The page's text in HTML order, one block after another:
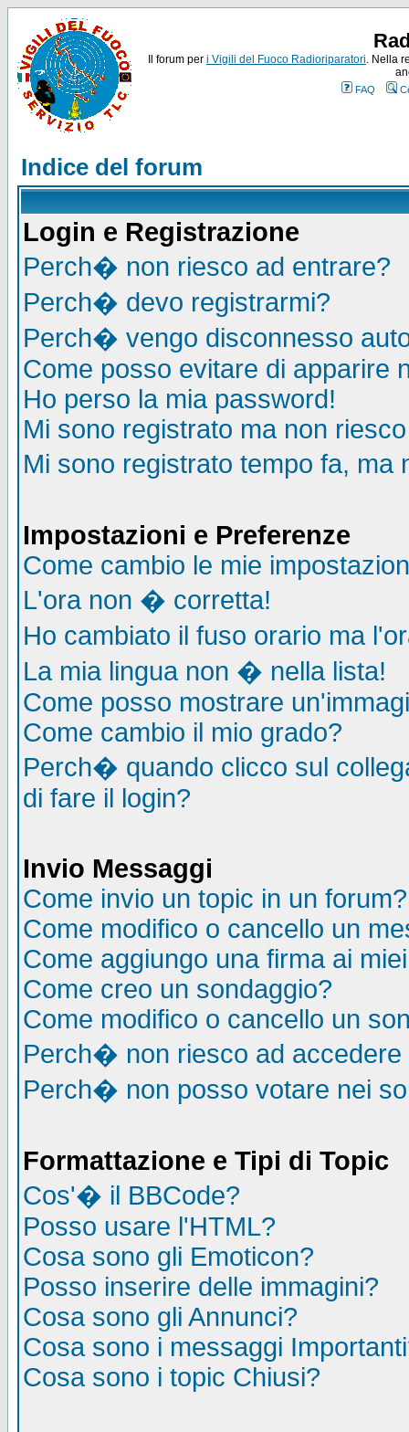
Il forum per i Vigili del Fuoco Radioriparatori. Nella
FAQ
Indice del forum
Login e Registrazione
Perch� non riesco ad entrare?
Perch� devo registrarmi?
Perch� vengo disconnesso
Come posso evitare di apparire
Ho perso la mia password!
Mi sono registrato ma non
Mi sono registrato tempo fa,
Impostazioni e Preferenze
Come cambio le mie
L'ora non � corretta!
Ho cambiato il fuso orario ma
La mia lingua non � nella lista!
Come posso mostrare
Come cambio il mio grado?
Perch� quando clicco sul
di fare il login?
Invio Messaggi
Come invio un topic in un forum?
Come modifico o cancello un
Come aggiungo una firma ai
Come creo un sondaggio?
Come modifico o cancello un
Perch� non riesco ad accedere
Perch� non posso votare nei
Formattazione e Tipi di Topic
Cos'� il BBCode?
Posso usare l'HTML?
Cosa sono gli Emoticon?
Posso inserire delle immagini?
Cosa sono gli Annunci?
Cosa sono i messaggi
Cosa sono i topic Chiusi?